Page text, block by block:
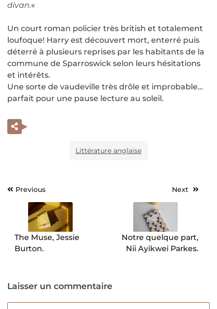
divan.«
Un court roman policier très british et totalement
loufoque! Harry est découvert mort, enterré puis
déterré à plusieurs reprises par les habitants de la
commune de Sparroswick selon leurs hésitations
et intérêts.
Une sorte de vaudeville très drôle et improbable…
parfait pour une pause lecture au soleil.
Littérature anglaise
Navigation
l’article
Previous
The Muse, Jessie
Burton.
Next
Notre quelque part,
Nii Ayikwei Parkes.
Laisser un commentaire